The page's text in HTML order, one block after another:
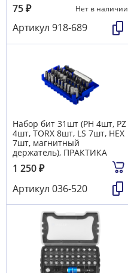
75₽ Нет в наличии
Артикул 918-689
Набор бит 31шт (PH 4шт, PZ
4шт, TORX 8шт, LS 7шт, HEX
7шт, магнитный
держатель), ПРАКТИКА
1 250₽
Артикул 036-520